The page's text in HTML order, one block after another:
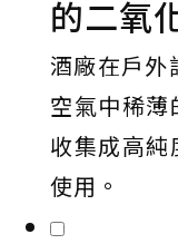
的二氧
酒廠在戶
空氣中稀
收集成高
使用。